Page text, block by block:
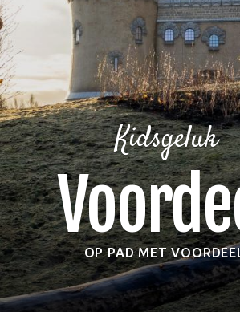
Kidsgeluk
OP PAD MET